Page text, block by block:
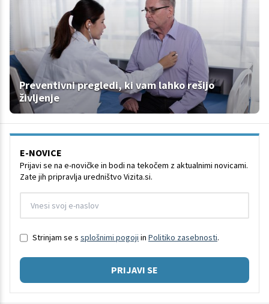
Preventivni pregledi, ki vam lahko rešijo
življenje
E-NOVICE
Prijavi se na e-novičke in bodi na tekočem z aktualnimi novicami.
Zate jih pripravlja uredništvo Vizita.si.
Strinjam se s splošnimi pogoji in Politiko zasebnosti.
PRIJAVI SE